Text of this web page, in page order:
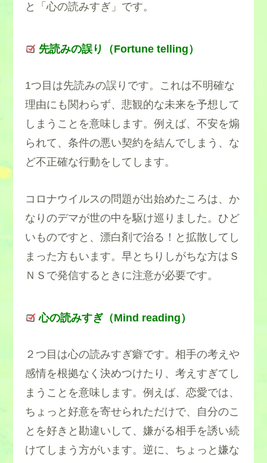
と「心の読みすぎ」です。
先読みの誤り（Fortune telling）
1つ目は先読みの誤りです。これは不明確な
理由にも関わらず、悲観的な未来を予想して
しまうことを意味します。例えば、不安を煽
られて、条件の悪い契約を結んでしまう、な
ど不正確な行動をしてします。
コロナウイルスの問題が出始めたころは、か
なりのデマが世の中を駆け巡りました。ひど
いものですと、漂白剤で治る！と拡散してし
まった方もいます。早とちりしがちな方はＳ
ＮＳで発信するときに注意が必要です。
心の読みすぎ（Mind reading）
２つ目は心の読みすぎ癖です。相手の考えや
感情を根拠なく決めつけたり、考えすぎてし
まうことを意味します。例えば、恋愛では、
ちょっと好意を寄せられただけで、自分のこ
とを好きと勘違いして、嫌がる相手を誘い続
けてしまう方がいます。逆に、ちょっと嫌な